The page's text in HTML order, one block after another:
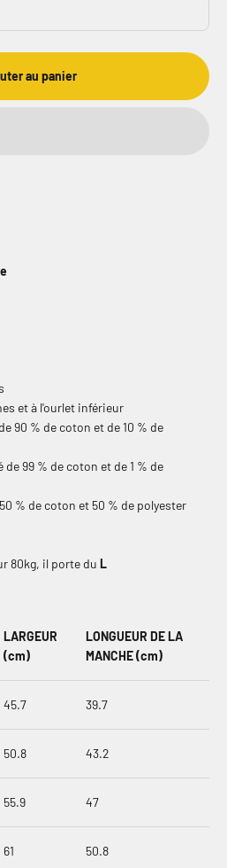
au panier
et à l'ourlet inférieur
90 % de coton et de 10 % de
99 % de coton et de 1 % de
% de coton et 50 % de polyester
80kg, il porte du L
LARGEUR
(cm)
LONGUEUR DE LA
MANCHE (cm)
45.7 39.7
50.8 43.2
55.9 47
61 50.8